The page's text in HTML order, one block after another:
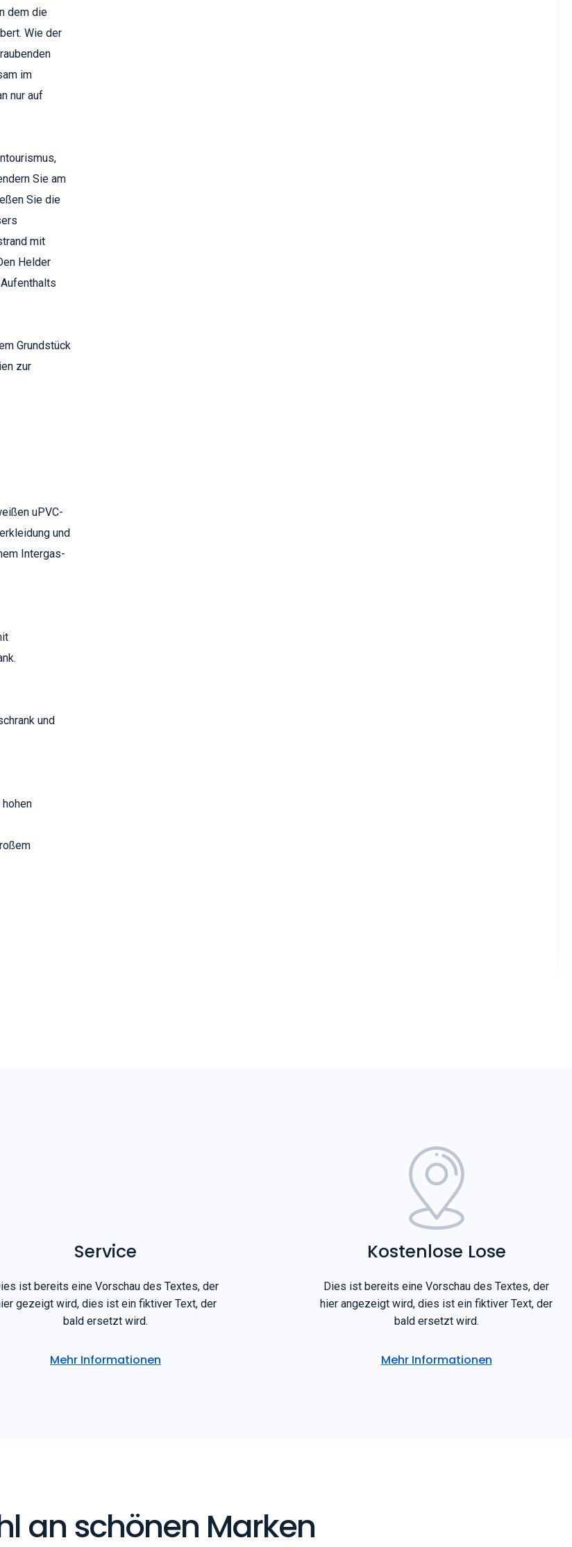
dem die
Wie der
im
nur auf
Sie am
Sie die
mit
Helder
Grundstück
zur
uPVC-
und
Intergas-
und
Service
ist bereits eine Vorschau des Textes, der
gezeigt wird, dies ist ein fiktiver Text, der
bald ersetzt wird.
Mehr Informationen
Kostenlose Lose
Dies ist bereits eine Vorschau des Textes, der
hier angezeigt wird, dies ist ein fiktiver Text, der
bald ersetzt wird.
Mehr Informationen
an schönen Marken